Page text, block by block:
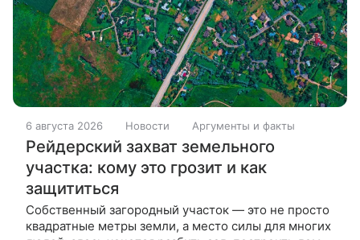
6 августа 2026 Новости Аргументы и факты
Рейдерский захват земельного
участка: кому это грозит и как
защититься
Собственный загородный участок — это не просто
квадратные метры земли, а место силы для многих